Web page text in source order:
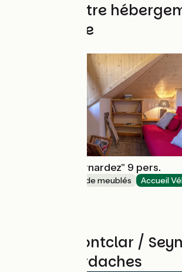
Trouvez votre
cette étape
Les Alisiers "Bernardez" 9 pers.
Gîtes et locations de meublés Accueil
Avis sur Montclar /
Alpes / Verdaches